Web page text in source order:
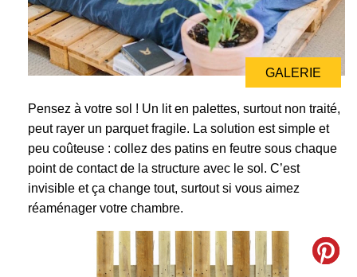
GALERIE
GALERIE
Pensez à votre sol ! Un lit en palettes, surtout non traité,
peut rayer un parquet fragile. La solution est simple et
peu coûteuse : collez des patins en feutre sous chaque
point de contact de la structure avec le sol. C’est
invisible et ça change tout, surtout si vous aimez
réaménager votre chambre.